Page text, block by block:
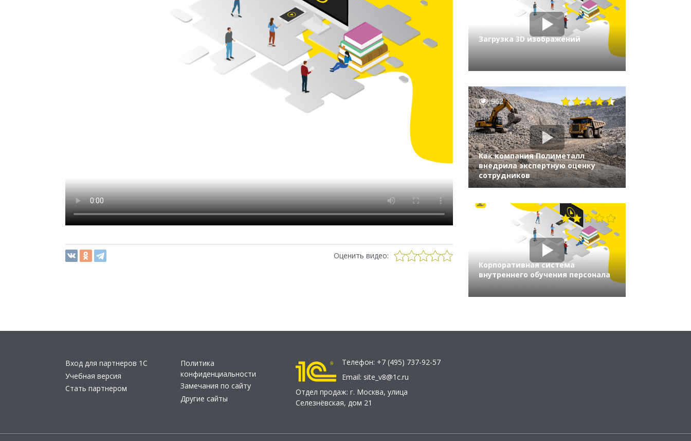
Оценить видео:
Загрузка 3D изображений
962
Как компания Полиметалл
внедрила экспертную оценку
сотрудников
Корпоративная система
внутреннего обучения персонала
Вход для партнеров 1С
Учебная версия
Стать партнером
Политика
конфиденциальности
Замечания по сайту
Другие сайты
Телефон: +7 (495) 737-92-57
Email: site_v8@1c.ru
Отдел продаж: г. Москва, улица
Селезнёвская, дом 21